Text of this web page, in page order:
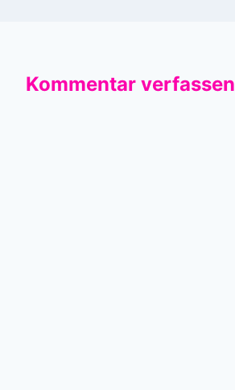
Kommentar verfassen